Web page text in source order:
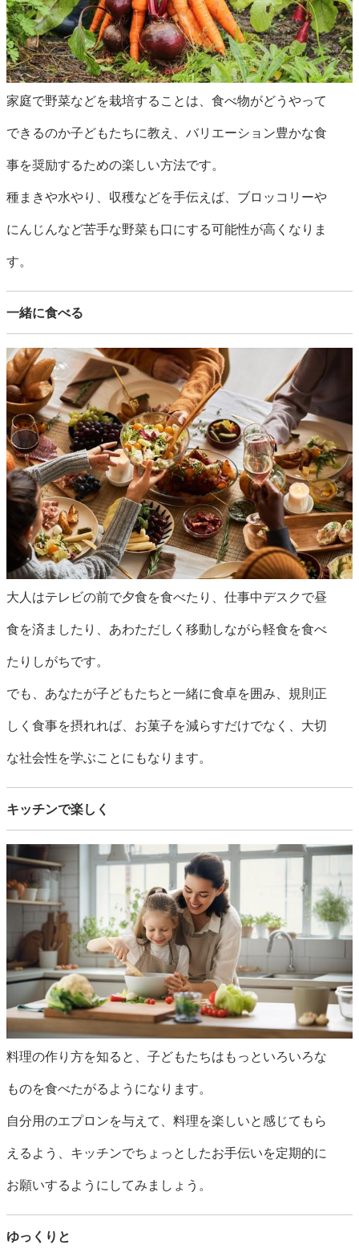
家庭で野菜などを栽培することは、食べ物がどうやって
できるのか子どもたちに教え、バリエーション豊かな食
事を奨励するための楽しい方法です。
種まきや水やり、収穫などを手伝えば、ブロッコリーや
にんじんなど苦手な野菜も口にする可能性が高くなりま
す。
一緒に食べる
大人はテレビの前で夕食を食べたり、仕事中デスクで昼
食を済ましたり、あわただしく移動しながら軽食を食べ
たりしがちです。
でも、あなたが子どもたちと一緒に食卓を囲み、規則正
しく食事を摂れれば、お菓子を減らすだけでなく、大切
な社会性を学ぶことにもなります。
キッチンで楽しく
料理の作り方を知ると、子どもたちはもっといろいろな
ものを食べたがるようになります。
自分用のエプロンを与えて、料理を楽しいと感じてもら
えるよう、キッチンでちょっとしたお手伝いを定期的に
お願いするようにしてみましょう。
ゆっくりと